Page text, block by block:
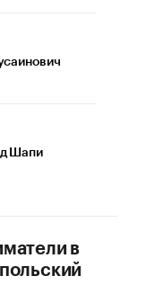
Как живет глава
Шапи
в